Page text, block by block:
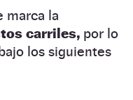
marca la
carriles, por lo
los siguientes